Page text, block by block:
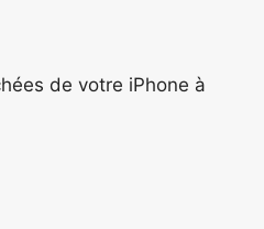
de votre iPhone à